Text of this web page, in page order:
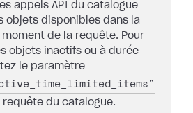
appels API du catalogue
objets disponibles dans la
de la requête. Pour
objets inactifs ou à durée
le paramètre
requête du catalogue.